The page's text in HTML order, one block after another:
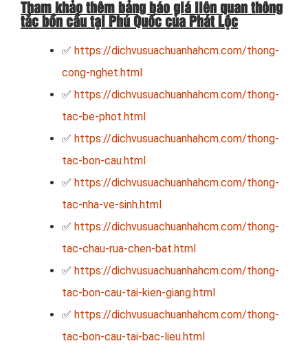
Tham khảo thêm bảng báo giá liên quan thông
tắc bồn cầu tại Phú Quốc của Phát Lộc
✅ https://dichvusuachuanhahcm.com/thong-
cong-nghet.html
✅ https://dichvusuachuanhahcm.com/thong-
tac-be-phot.html
✅ https://dichvusuachuanhahcm.com/thong-
tac-bon-cau.html
✅ https://dichvusuachuanhahcm.com/thong-
tac-nha-ve-sinh.html
✅ https://dichvusuachuanhahcm.com/thong-
tac-chau-rua-chen-bat.html
✅ https://dichvusuachuanhahcm.com/thong-
tac-bon-cau-tai-kien-giang.html
✅ https://dichvusuachuanhahcm.com/thong-
tac-bon-cau-tai-bac-lieu.html